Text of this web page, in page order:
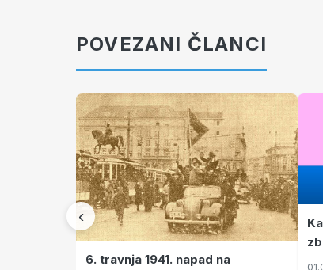
POVEZANI ČLANCI
‹
6. travnja 1941. napad na